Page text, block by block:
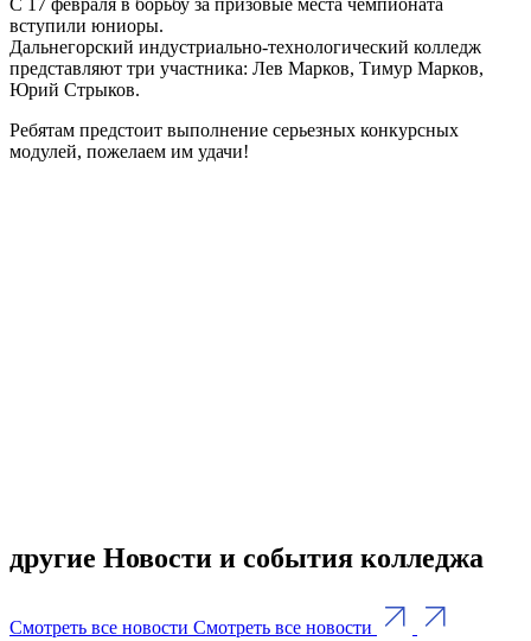
вступили юниоры.
Дальнегорский индустриально-технологический колледж
представляют три участника: Лев Марков, Тимур Марков,
Юрий Стрыков.
Ребятам предстоит выполнение серьезных конкурсных
модулей, пожелаем им удачи!
другие Новости и события колледжа
Смотреть все новости Смотреть все новости